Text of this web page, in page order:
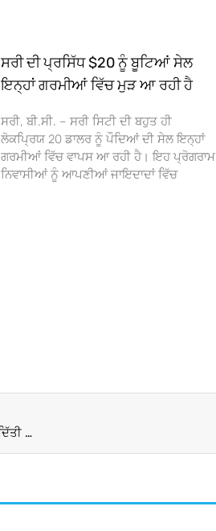
ਸਰੀ ਦੀ ਪ੍ਰਸਿੱਧ $20 ਨੂੰ ਬੂਟਿਆਂ ਸੇਲ
ਇਨ੍ਹਾਂ ਗਰਮੀਆਂ ਵਿੱਚ ਮੁੜ ਆ ਰਹੀ ਹੈ
ਸਰੀ, ਬੀ.ਸੀ. – ਸਰੀ ਸਿਟੀ ਦੀ ਬਹੁਤ ਹੀ
ਲੋਕਪ੍ਰਿਯ 20 ਡਾਲਰ ਨੂੰ ਪੌਦਿਆਂ ਦੀ ਸੇਲ ਇਨ੍ਹਾਂ
ਗਰਮੀਆਂ ਵਿੱਚ ਵਾਪਸ ਆ ਰਹੀ ਹੈ। ਇਹ ਪ੍ਰੋਗਰਾਮ
ਨਿਵਾਸੀਆਂ ਨੂੰ ਆਪਣੀਆਂ ਜਾਇਦਾਦਾਂ ਵਿੱਚ
Anup Ghoshal Death: ਗਾਇਕ ਅਨੂਪ ਘੋਸ਼ਾਲ ਦਾ ਦੇਹਾਂਤ, ਫਿਲਮ ‘ਮਾਸੂਮ’ ਦੇ ਇਸ ਮਸ਼ਹੂਰ ਗੀਤ ਨੂੰ ਦਿੱਤੀ ਸੀ ਆਵਾਜ਼